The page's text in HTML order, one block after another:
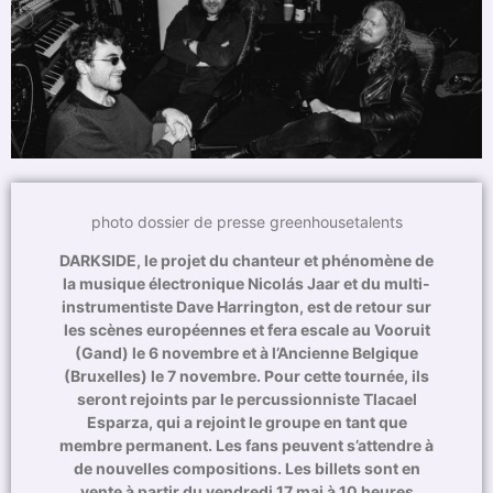
photo dossier de presse greenhousetalents
DARKSIDE, le projet du chanteur et phénomène de
la musique électronique Nicolás Jaar et du multi-
instrumentiste Dave Harrington, est de retour sur
les scènes européennes et fera escale au Vooruit
(Gand) le 6 novembre et à l’Ancienne Belgique
(Bruxelles) le 7 novembre. Pour cette tournée, ils
seront rejoints par le percussionniste Tlacael
Esparza, qui a rejoint le groupe en tant que
membre permanent. Les fans peuvent s’attendre à
de nouvelles compositions. Les billets sont en